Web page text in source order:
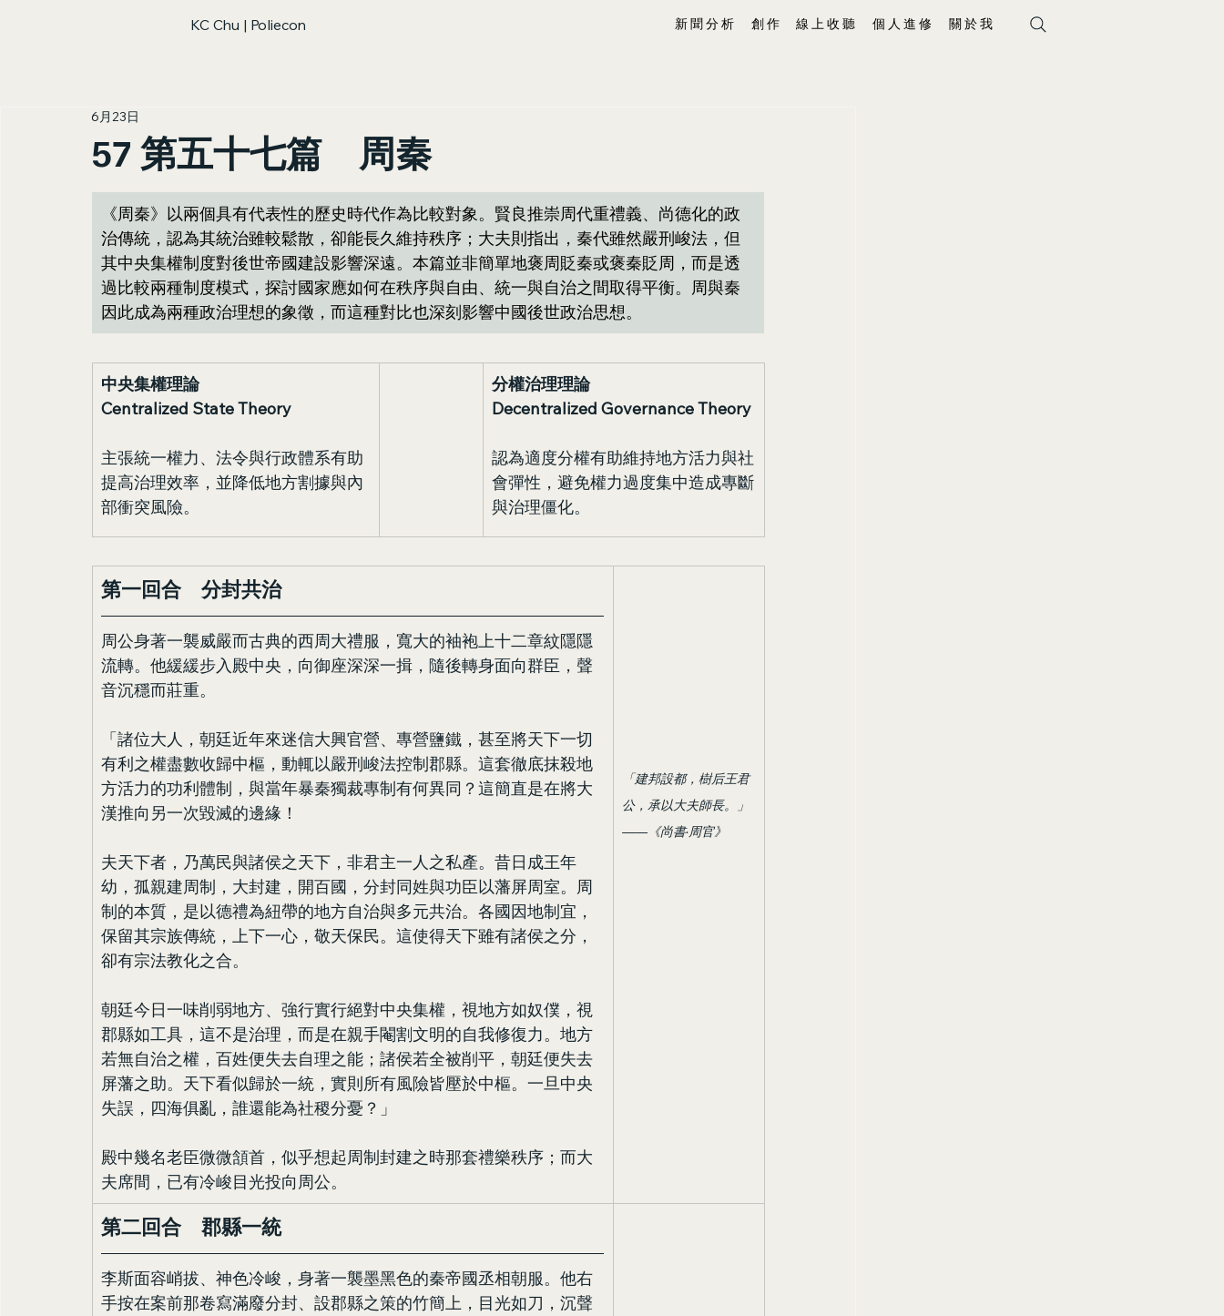
KC Chu | Poliecon 新 聞 分 析 創 作 線 上 收 聽 個 人 進 修 關 於 我
57 第五十七篇 周秦
6月23日
《周秦》以兩個具有代表性的歷史時代作為比較對象。賢良推崇周代重禮義、尚德化的政
治傳統，認為其統治雖較鬆散，卻能長久維持秩序；大夫則指出，秦代雖然嚴刑峻法，但
其中央集權制度對後世帝國建設影響深遠。本篇並非簡單地褒周貶秦或褒秦貶周，而是透
過比較兩種制度模式，探討國家應如何在秩序與自由、統一與自治之間取得平衡。周與秦
因此成為兩種政治理想的象徵，而這種對比也深刻影響中國後世政治思想。
中央集權理論
Centralized State Theory
主張統一權力、法令與行政體系有助
提高治理效率，並降低地方割據與內
部衝突風險。
分權治理理論
Decentralized Governance Theory
認為適度分權有助維持地方活力與社
會彈性，避免權力過度集中造成專斷
與治理僵化。
第一回合　分封共治
周公身著一襲威嚴而古典的西周大禮服，寬大的袖袍上十二章紋隱隱
流轉。他緩緩步入殿中央，向御座深深一揖，隨後轉身面向群臣，聲
音沉穩而莊重。
「諸位大人，朝廷近年來迷信大興官營、專營鹽鐵，甚至將天下一切
有利之權盡數收歸中樞，動輒以嚴刑峻法控制郡縣。這套徹底抹殺地
方活力的功利體制，與當年暴秦獨裁專制有何異同？這簡直是在將大
漢推向另一次毀滅的邊緣！
夫天下者，乃萬民與諸侯之天下，非君主一人之私產。昔日成王年
幼，孤親建周制，大封建，開百國，分封同姓與功臣以藩屏周室。周
制的本質，是以德禮為紐帶的地方自治與多元共治。各國因地制宜，
保留其宗族傳統，上下一心，敬天保民。這使得天下雖有諸侯之分，
卻有宗法教化之合。
朝廷今日一味削弱地方、強行實行絕對中央集權，視地方如奴僕，視
郡縣如工具，這不是治理，而是在親手閹割文明的自我修復力。地方
若無自治之權，百姓便失去自理之能；諸侯若全被削平，朝廷便失去
屏藩之助。天下看似歸於一統，實則所有風險皆壓於中樞。一旦中央
失誤，四海俱亂，誰還能為社稷分憂？」
殿中幾名老臣微微頷首，似乎想起周制封建之時那套禮樂秩序；而大
夫席間，已有冷峻目光投向周公。
「建邦設都，樹后王君
公，承以大夫師長。」
——《尚書·周官》
第二回合　郡縣一統
李斯面容峭拔、神色冷峻，身著一襲墨黑色的秦帝國丞相朝服。他右
手按在案前那卷寫滿廢分封、設郡縣之策的竹簡上，目光如刀，沉聲